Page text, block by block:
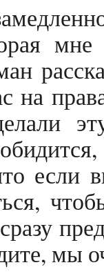
мне
на
если
мы